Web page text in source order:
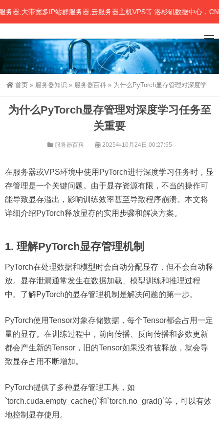
带宽多IP站群服务器,云服务器主机VPS等.洛杉矶数据中心，CN2、
首页 » 服务器知识 » 服务器百科 » 为什么PyTorch显存管理对深度学习任务至关重要
为什么PyTorch显存管理对深度学习任务至
关重要
服务器百科 2025年10月24日 00:27:55
在服务器或VPS环境中使用PyTorch进行深度学习任务时，显
存管理是一个关键问题。由于显存资源有限，不当的操作可
能导致显存溢出，影响训练效率甚至导致程序崩溃。本文将
详细介绍PyTorch释放显存的实用步骤和解决方案。
1. 理解PyTorch显存管理机制
PyTorch在处理数据和模型时会自动分配显存，但不会自动释
放。显存泄漏通常发生在数据加载、模型训练和推理过程
中。了解PyTorch的显存管理机制是解决问题的第一步。
PyTorch使用Tensor对象存储数据，每个Tensor都会占用一定
量的显存。在训练过程中，前向传播、反向传播和参数更新
都会产生新的Tensor，旧的Tensor如果没有被释放，就会导
致显存占用不断增加。
PyTorch提供了多种显存管理工具，如
`torch.cuda.empty_cache()`和`torch.no_grad()`等，可以有效
地控制显存使用。